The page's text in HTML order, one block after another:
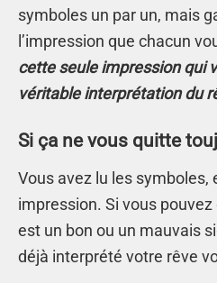
symboles un par un, mais
l’impression que chacun
cette seule impression qui
véritable interprétation du
Si ça ne vous quitte
Vous avez lu les symboles,
impression. Si vous
est un bon ou un mauvais
déjà interprété votre rêve